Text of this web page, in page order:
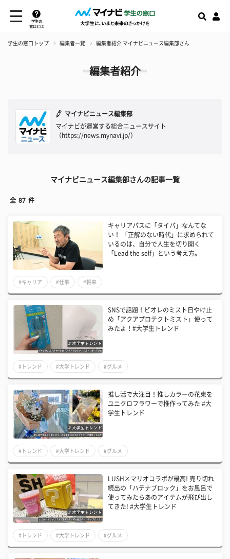
学生の
窓口とは
学生の窓口トップ 編集者一覧 編集者紹介 マイナビニュース編集部さん
編集者紹介
マイナビニュース編集部
マイナビが運営する総合ニュースサイト
（https://news.mynavi.jp/）
マイナビニュース編集部さんの記事一覧
全 87 件
キャリアパスに「タイパ」なんてな
い！ 「正解のない時代」に求められて
いるのは、自分で人生を切り開く
「Lead the self」という考え方。
#キャリア #仕事 #将来
SNSで話題！ビオレのミスト日やけ止
め「アクアプロテクトミスト」使って
みたよ！#大学生トレンド
#トレンド #大学トレンド #グルメ
推し活で大注目！推しカラーの花束を
ユニクロフラワーで推作ってみた #大
学生トレンド
#トレンド #大学トレンド #グルメ
LUSH×マリオコラボが最高! 売り切れ
続出の「ハテナブロック」をお風呂で
使ってみたらあのアイテムが飛び出し
てきた! #大学生トレンド
#トレンド #大学トレンド #グルメ